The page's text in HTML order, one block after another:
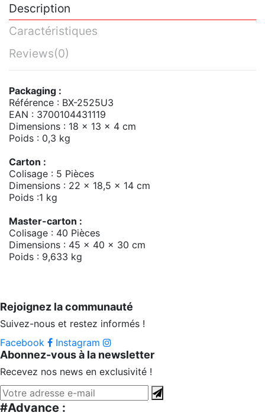
Description
Caractéristiques
Reviews(0)
Packaging :
Référence : BX-2525U3
EAN : 3700104431119
Dimensions : 18 x 13 x 4 cm
Poids : 0,3 kg
Carton :
Colisage : 5 Pièces
Dimensions : 22 x 18,5 x 14 cm
Poids :1 kg
Master-carton :
Colisage : 40 Pièces
Dimensions : 45 x 40 x 30 cm
Poids : 9,633 kg
Rejoignez la communauté
Suivez-nous et restez informés !
Facebook
Instagram
Abonnez-vous à la newsletter
Recevez nos news en exclusivité !
#Advance :